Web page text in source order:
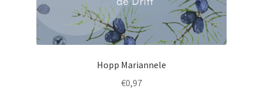
Hopp Mariannele
€0,97